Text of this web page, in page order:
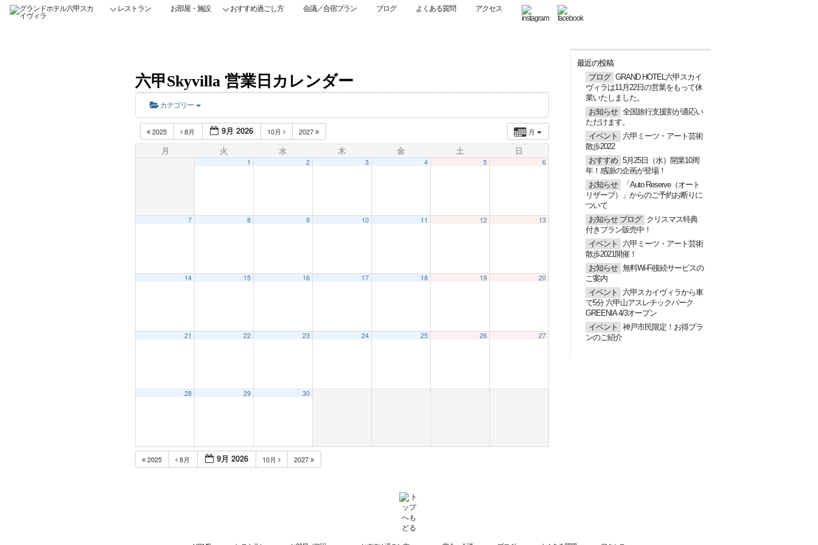
レストラン お部屋・施設 おすすめ過ごし方 会議／合宿プラン ブログ よくある質問 アクセス
六甲Skyvilla 営業日カレンダー
カテゴリー
月
2025 8月 9月 2026 10月 2027
月 火 水 木 金 土 日
1 2 3 4 5 6
7 8 9 10 11 12 13
14 15 16 17 18 19 20
21 22 23 24 25 26 27
28 29 30
2025 8月 9月 2026 10月 2027
最近の投稿
ブログ GRAND HOTEL六甲スカイ
ヴィラは11月22日の営業をもって休
業いたしました。
お知らせ 全国旅行支援割が適応い
ただけます。
イベント
六甲ミーツ・アート芸術
散歩2022
おすすめ 5月25日（水）開業10周
年！感謝の企画が登場！
お知らせ
「Auto Reserve（オート
リザーブ）」からのご予約お断りに
ついて
お知らせ ブログ
クリスマス特典
付きプラン販売中！
イベント
六甲ミーツ・アート芸術
散歩2021開催！
お知らせ 無料Wi-Fi接続サービスの
ご案内
イベント
六甲スカイヴィラから車
で5分 六甲山アスレチックパーク
GREENIA 4/3オープン
イベント
神戸市民限定！お得プラ
ンのご紹介